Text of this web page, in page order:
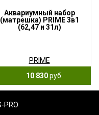
Аквариумный набор
(матрешка) PRIME 3в1
(62,47 и 31л)
PRIME
10 830руб.